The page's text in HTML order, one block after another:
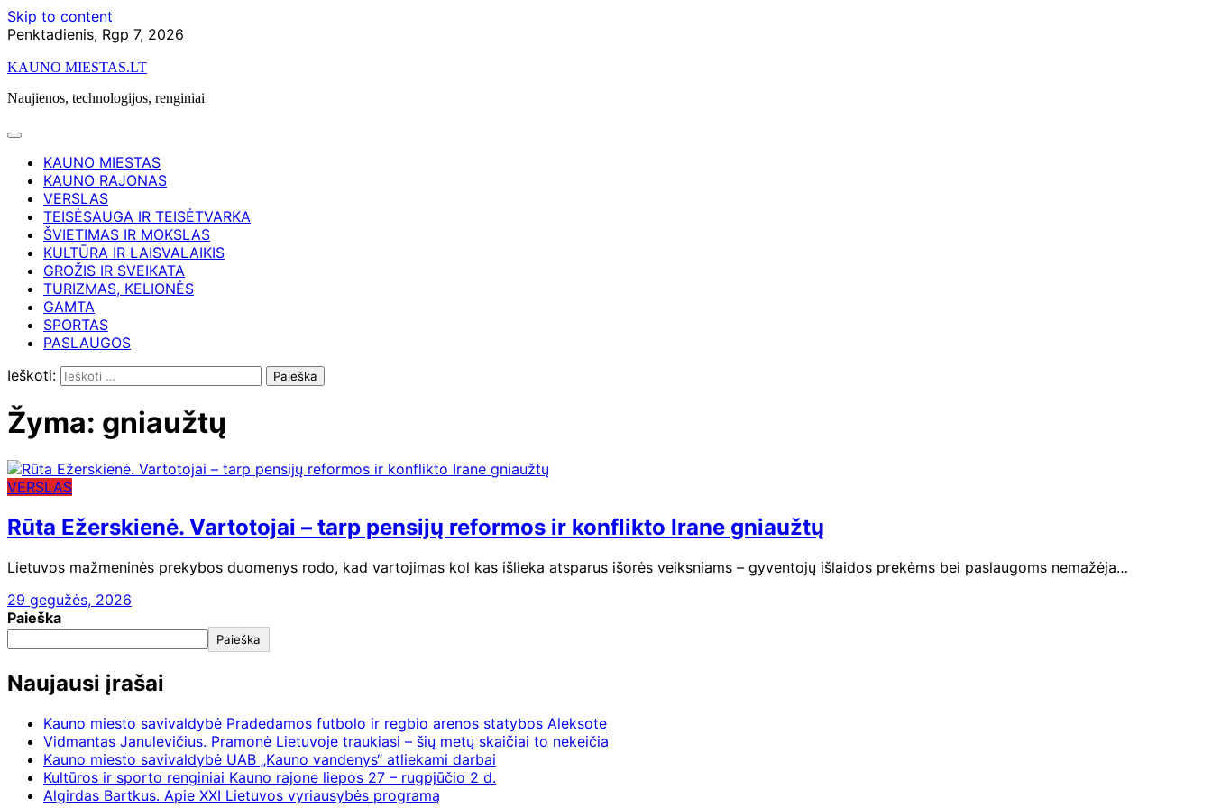
Skip to content
Penktadienis, Rgp 7, 2026
KAUNO MIESTAS.LT
Naujienos, technologijos, renginiai
KAUNO MIESTAS
KAUNO RAJONAS
VERSLAS
TEISĖSAUGA IR TEISĖTVARKA
ŠVIETIMAS IR MOKSLAS
KULTŪRA IR LAISVALAIKIS
GROŽIS IR SVEIKATA
TURIZMAS, KELIONĖS
GAMTA
SPORTAS
PASLAUGOS
Ieškoti:
Žyma: gniaužtų
VERSLAS
Rūta Ežerskienė. Vartotojai – tarp pensijų reformos ir konflikto Irane gniaužtų
Lietuvos mažmeninės prekybos duomenys rodo, kad vartojimas kol kas išlieka atsparus išorės veiksniams – gyventojų išlaidos prekėms bei paslaugoms nemažėja…
29 gegužės, 2026
Paieška
Paieška
Naujausi įrašai
Kauno miesto savivaldybė Pradedamos futbolo ir regbio arenos statybos Aleksote
Vidmantas Janulevičius. Pramonė Lietuvoje traukiasi – šių metų skaičiai to nekeičia
Kauno miesto savivaldybė UAB „Kauno vandenys“ atliekami darbai
Kultūros ir sporto renginiai Kauno rajone liepos 27 – rugpjūčio 2 d.
Algirdas Bartkus. Apie XXI Lietuvos vyriausybės programą